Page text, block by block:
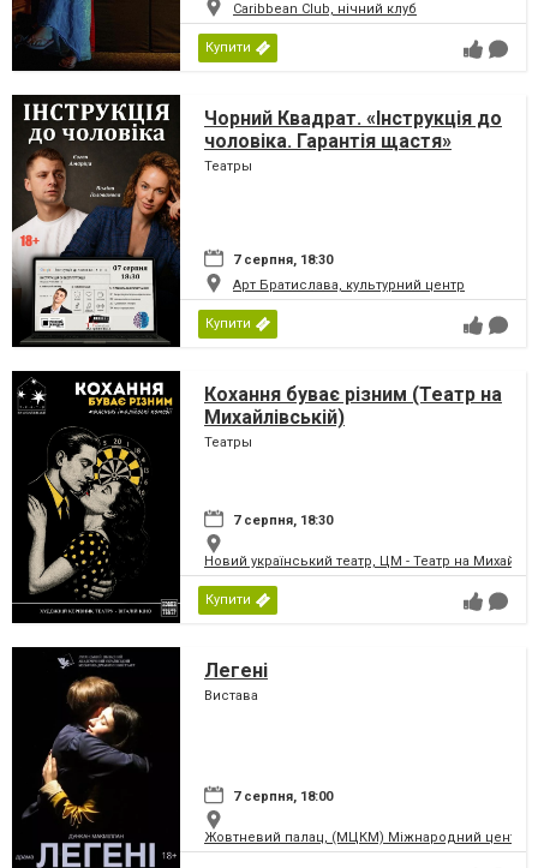
Caribbean Club, нічний клуб
Купити
Чорний Квадрат. «Інструкція до
чоловіка. Гарантія щастя»
Театры
7 серпня, 18:30
Арт Братислава, культурний центр
Купити
Кохання буває різним (Театр на
Михайлівській)
Театры
7 серпня, 18:30
Новий український театр, ЦМ - Театр на
Купити
Легені
Вистава
7 серпня, 18:00
Жовтневий палац, (МЦКМ) Міжнародний центр